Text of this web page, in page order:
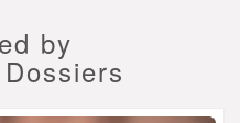
by
Dossiers